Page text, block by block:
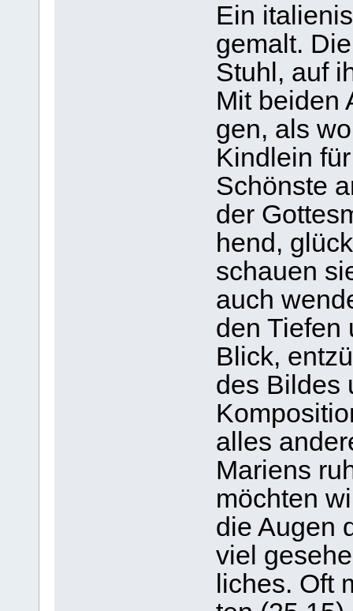
Ein
gemalt.
Stuhl, auf
Mit bei­den
gen, als
Kind­lein
Schönste
der
hend,
schauen
auch
den Tie­fen
Blick,
des Bil­des
alles
Mari­ens
möch­ten
die Augen
viel
li­ches. Oft